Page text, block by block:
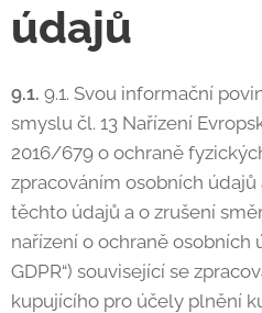
údajů
9.1. 9.1. Svou informační
smyslu čl. 13 Nařízení
2016/679 o ochraně
zpracováním osobních
těchto údajů a o zrušení
nařízení o ochraně osobních
GDPR“) související se
kupujícího pro účely plnění